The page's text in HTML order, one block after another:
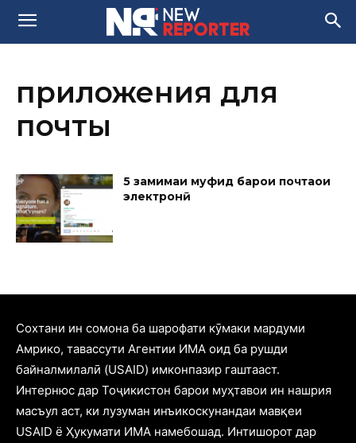
приложения для
почты
5 замимаи муфид барои почтаҳои
электронӣ
Cохтани ин сомона ба шарофати кӯмаки мардуми
Амрико, тавассути Агентии ИМА оид ба рушди
байналмилалӣ (USAID) имконпазир гаштааст.
Интернюс дар Тоҷикистон барои муҳтавои ин нашрия
масъул аст, ки лузуман инъикоскунандаи мавқеи
USAID ё Ҳукумати ИМА намебошад. Интишорот дар